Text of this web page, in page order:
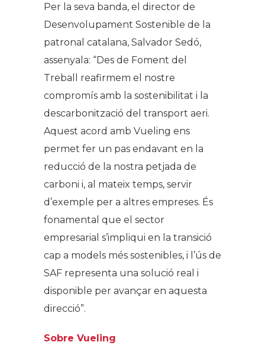
Per la seva banda, el director de
Desenvolupament Sostenible de la
patronal catalana, Salvador Sedó,
assenyala: “Des de Foment del
Treball reafirmem el nostre
compromís amb la sostenibilitat i la
descarbonització del transport aeri.
Aquest acord amb Vueling ens
permet fer un pas endavant en la
reducció de la nostra petjada de
carboni i, al mateix temps, servir
d’exemple per a altres empreses. És
fonamental que el sector
empresarial s’impliqui en la transició
cap a models més sostenibles, i l’ús de
SAF representa una solució real i
disponible per avançar en aquesta
direcció”.
Sobre Vueling